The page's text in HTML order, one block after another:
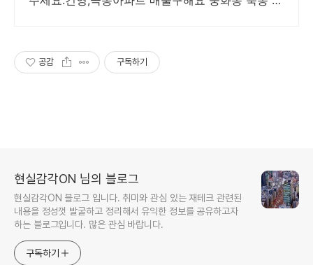
공감 구독하기
현실감각ON 님의 블로그
현실감각ON 블로그 입니다. 취미와 관심 있는 재테크 관련된
내용을 정성껏 발굴하고 정리해서 유익한 정보를 공유하고자
하는 블로그입니다. 많은 관심 바랍니다.
구독하기